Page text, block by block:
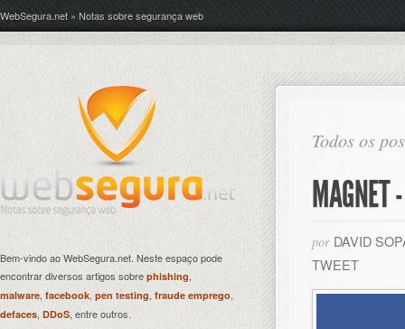
WebSegura.net » Notas sobre segurança web
Todos os
MAGNET
por DAVID
TWEET
Bem-vindo ao WebSegura.net. Neste espaço pode
encontrar diversos artigos sobre phishing,
malware, facebook, pen testing fraude emprego,
defaces, DDoS, entre outros.